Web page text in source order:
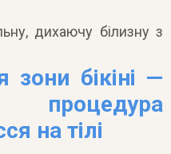
дихаючу білизну з
зони бікіні —
на тілі